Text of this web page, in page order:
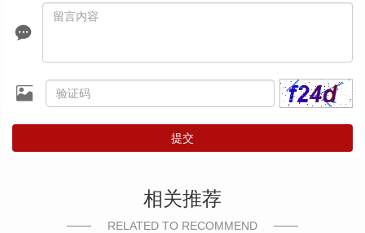
提交
相关推荐
RELATED TO RECOMMEND